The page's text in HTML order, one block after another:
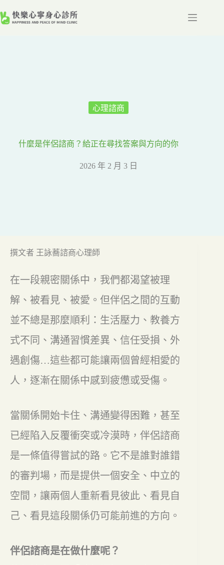
跳
至
心理諮商
什麼是伴侶諮商？給正在尋找答案與方向的你
2026 年 2 月 3 日
撰文者 王詠蕎諮商心理師
在一段親密關係中，我們都渴望被理
解、被看見、被愛。但伴侶之間的互動
並不總是那麼順利：生活壓力、教養方
式不同、溝通習慣差異、信任受損、外
遇創傷…這些都可能讓兩個曾經相愛的
人，逐漸在關係中感到疲憊或受傷。
當關係開始卡住、溝通變得困難，甚至
已經陷入反覆衝突或冷漠時，伴侶諮商
是一條值得嘗試的路。它不是誰對誰錯
的審判場，而是提供一個安全、中立的
空間，讓兩個人重新看見彼此、看見自
己、看見這段關係仍可能前進的方向。
伴侶諮商是在做什麼呢？